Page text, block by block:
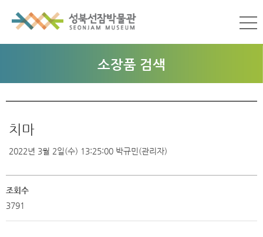
소장품 검색
치마
2022년 3월 2일(수) 13:25:00 박규민(관리자)
조회수
3791